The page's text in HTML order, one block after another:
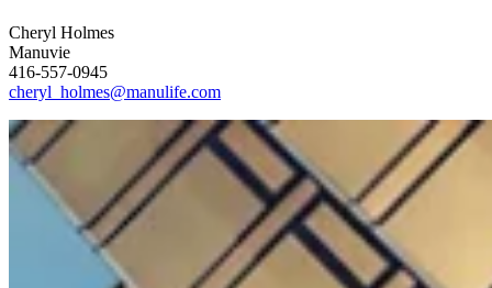
Cheryl Holmes
Manuvie
416-557-0945
cheryl_holmes@manulife.com